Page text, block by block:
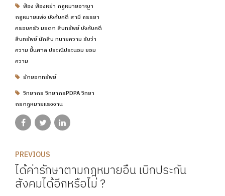
ฟ้อง ฟ้องหย่า กฏหมายอาญา
กฎหมายแพ่ง บังคับคดี สามี ภรรยา
ครอบครัว มรดก สืบทรัพย์ บังคับคดี
สืบทรัพย์ นักสืบ ทนายความ รับว่า
ความ ขึ้นศาล ประณีประนอม ยอม
ความ
ยักยอกทรัพย์
วิทยากร วิทยากรPDPA วิทยา
กรกฏหมายแรงงาน
PREVIOUS
ได้ค่ารักษาตามกฎหมายอื่น เบิกประกัน
สังคมได้อีกหรือไม่ ?